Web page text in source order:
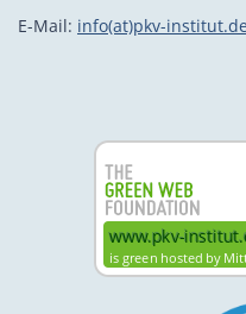
E-Mail: info(at)pkv-institut.de